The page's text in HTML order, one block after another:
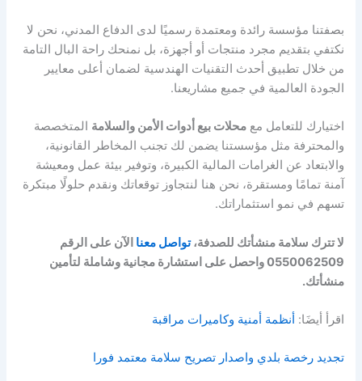
بصفتنا مؤسسة رائدة ومعتمدة رسميًا لدى الدفاع المدني، نحن لا
نكتفي بتقديم مجرد منتجات أو أجهزة، بل نمنحك راحة البال التامة
من خلال تطبيق أحدث التقنيات الهندسية لضمان أعلى معايير
الجودة العالمية في جميع مشاريعنا.
اختيارك للتعامل معمحلات بيع أدوات الأمن والسلامة المتخصصة
والمحترفة مثل مؤسستنا يضمن لك تجنب المخاطر القانونية،
والابتعاد عن الغرامات المالية الكبيرة، وتوفير بيئة عمل ومعيشة
آمنة تمامًا ومستقرة، نحن هنا لنتجاوز توقعاتك ونقدم حلولًا مبتكرة
تسهم في نمو استثماراتك.
لا تترك سلامة منشأتك للصدفة،تواصل معنا الآن على الرقم
0550062509 واحصل على استشارة مجانية وشاملة لتأمين
منشأتك.
اقرأ أيضَا: أنظمة أمنية وكاميرات مراقبة
تجديد رخصة بلدي واصدار تصريح سلامة معتمد فورا